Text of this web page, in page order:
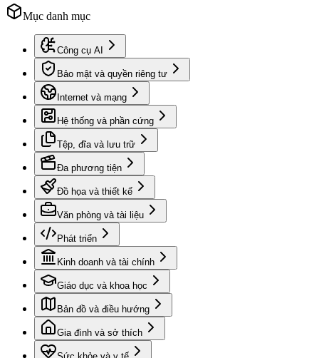
Mục danh mục
Công cụ AI
Bảo mật và quyền riêng tư
Internet và mạng
Hệ thống và phần cứng
Tệp, đĩa và lưu trữ
Đa phương tiện
Đồ họa và thiết kế
Văn phòng và tài liệu
Phát triển
Kinh doanh và tài chính
Giáo dục và khoa học
Bản đồ và điều hướng
Gia đình và sở thích